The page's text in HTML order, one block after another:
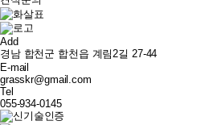
Add
경남 합천군 합천읍 계림2길 27-44
E-mail
grasskr@gmail.com
Tel
055-934-0145